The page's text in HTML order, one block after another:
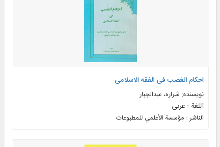
احکام الغصب فی الفقه الاسلامی
نویسنده: شراره، عبدالجبار
اللغة : عربی
الناشر : مؤسسة الأعلمي للمطبوعات